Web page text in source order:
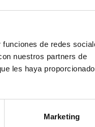
de redes
nuestros partners de
les haya
Marketing